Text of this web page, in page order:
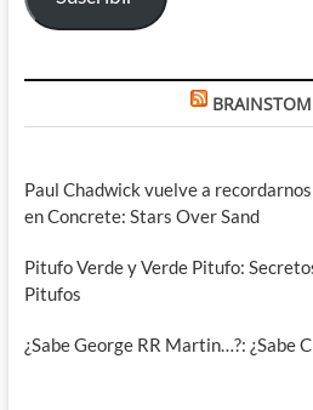
Paul Chadwick vuelve a
en Concrete: Stars Over Sand
Pitufo Verde y Verde Pitufo:
Pitufos
¿Sabe George RR Martin…?: ¿Sabe